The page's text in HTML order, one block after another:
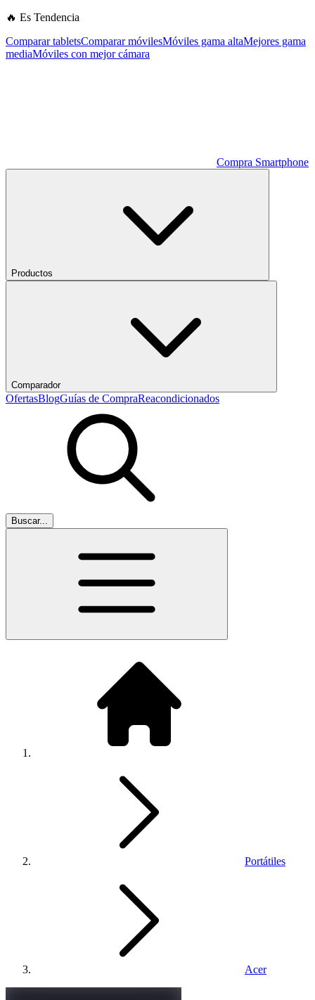
🔥 Es Tendencia
Comparar tabletsComparar móvilesMóviles gama altaMejores gama
mediaMóviles con mejor cámara
Compra Smartphone
Productos
Comparador
OfertasBlogGuías de CompraReacondicionados
Buscar...
Portátiles
Acer